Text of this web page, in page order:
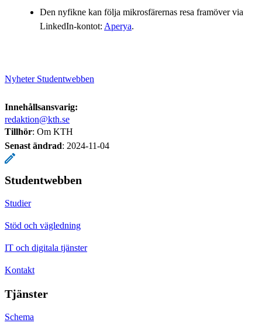
Den nyfikne kan följa mikrosfärernas resa framöver via
LinkedIn-kontot: Aperya.
Nyheter Studentwebben
Innehållsansvarig:
redaktion@kth.se
Tillhör: Om KTH
Senast ändrad: 2024-11-04
Studentwebben
Studier
Stöd och vägledning
IT och digitala tjänster
Kontakt
Tjänster
Schema